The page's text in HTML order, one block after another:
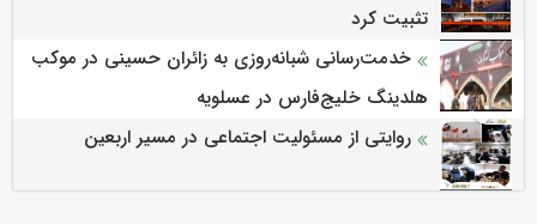
تثبیت کرد
خدمت‌رسانی شبانه‌روزی به زائران حسینی در موکب
هلدینگ خلیج‌فارس در عسلویه
روایتی از مسئولیت اجتماعی در مسیر اربعین